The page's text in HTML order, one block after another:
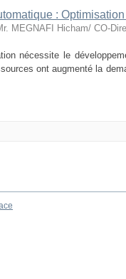
:
MEGNAFI Hicham/ CO-
nécessite le
ont augmenté la